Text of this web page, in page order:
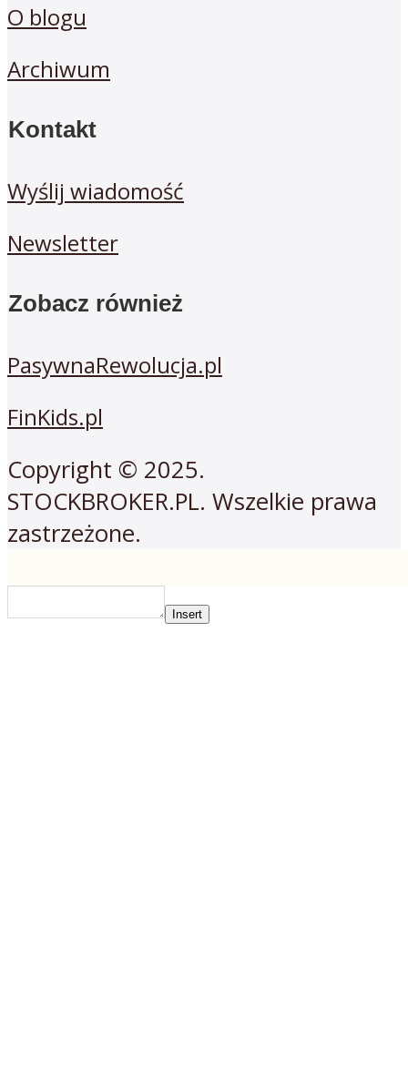
O blogu
Archiwum
Kontakt
Wyślij wiadomość
Newsletter
Zobacz również
PasywnaRewolucja.pl
FinKids.pl
Copyright © 2025.
STOCKBROKER.PL. Wszelkie prawa
zastrzeżone.
Insert